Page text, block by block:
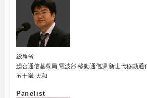
総務省
総合通信基盤局 電波部 移動通信課 新世代移動通
五十嵐 大和
Panelist